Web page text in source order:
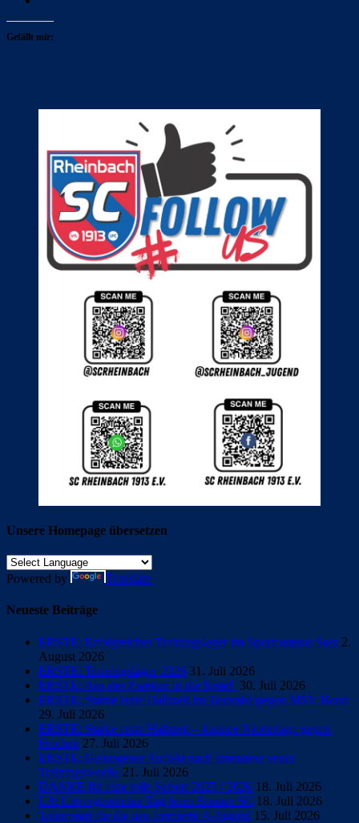
Gefällt mir:
Unsere Homepage übersetzen
Powered by Translate
Neueste Beiträge
ERSTE: Erfolgreiches Trainingslager im Sportcampus Saar 2.
August 2026
ERSTE: Trainingslager 2026 31. Juli 2026
ERSTE: Aus der Zweiten in die Erste! 30. Juli 2026
ERSTE: Starke erste Halbzeit im Testspiel gegen MSV Bonn
29. Juli 2026
ERSTE: Starke erste Halbzeit – knappe Niederlage gegen
Frechen 27. Juli 2026
ERSTE: Gelungener Auftakt nach intensiver erster
Trainingswoche 21. Juli 2026
DANKE für eine tolle Saison 2025 / 2026 18. Juli 2026
U8: Unvergesslicher Tag beim Bonner SC 18. Juli 2026
Traumstart für die neu formierte A-Jugend 15. Juli 2026